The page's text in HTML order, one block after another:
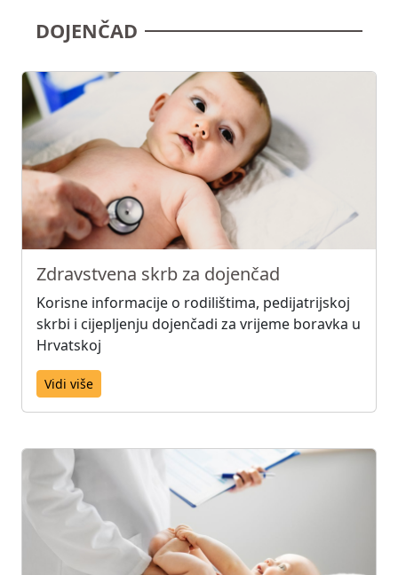
DOJENČAD
Zdravstvena skrb za dojenčad
Korisne informacije o rodilištima, pedijatrijskoj
skrbi i cijepljenju dojenčadi za vrijeme boravka u
Hrvatskoj
Vidi više